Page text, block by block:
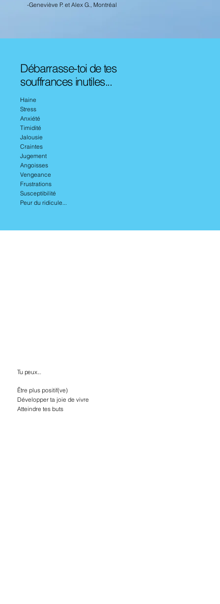
-Geneviève P. et Alex G., Montréal
Débarrasse-toi de tes
souffrances inutiles...
Haine
Stress
Anxiété
Timidité
Jalousie
Craintes
Jugement
Angoisses
Vengeance
Frustrations
Susceptibilité
Peur du ridicule...
Tu peux...
Être plus positif(ve)
Développer ta joie de vivre
Atteindre tes buts